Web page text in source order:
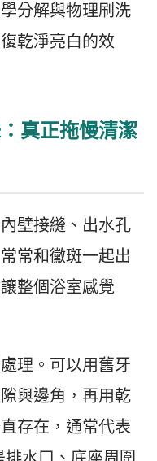
分解與物理刷洗
乾淨亮白的效
真正拖慢清潔
壁接縫、出水孔
常和黴斑一起出
整個浴室感覺
理。可以用舊牙
與邊角，再用乾
存在，通常代表